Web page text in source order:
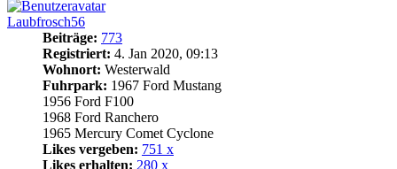
Laubfrosch56
Beiträge: 773
Registriert: 4. Jan 2020, 09:13
Wohnort: Westerwald
Fuhrpark: 1967 Ford Mustang
1956 Ford F100
1968 Ford Ranchero
1965 Mercury Comet Cyclone
Likes vergeben: 751 x
Likes erhalten: 280 x